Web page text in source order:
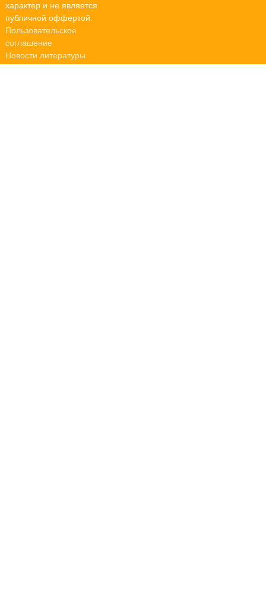
характер и не является
публичной оффертой.
Пользовательское
соглашение
Новости литературы